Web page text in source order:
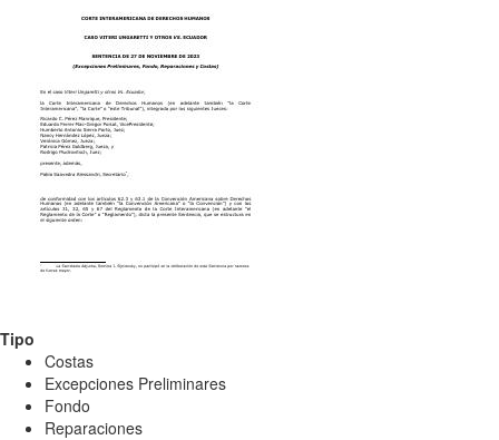
Tipo
Costas
Excepciones Preliminares
Fondo
Reparaciones